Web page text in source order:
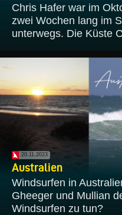
Chris Hafer war im
zwei Wochen lang im
unterwegs. Die Küste
20.11.2023
Australien
Windsurfen in
Gheeger und Mullian
Windsurfen zu tun?